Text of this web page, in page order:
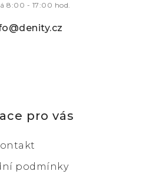
8:00 - 17:00 hod.
pro vás
podmínky